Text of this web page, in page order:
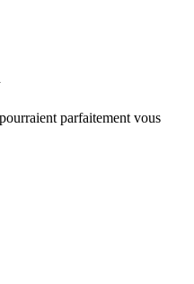
parfaitement vous